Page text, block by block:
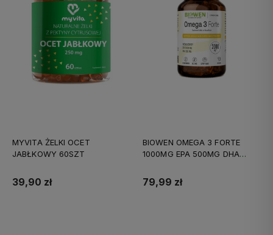
MYVITA ŻELKI OCET
JABŁKOWY 60SZT
39,90 zł
BIOWEN OMEGA 3 FORTE
1000MG EPA 500MG DHA
79,99 zł